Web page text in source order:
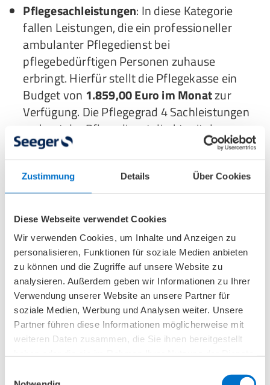
Zustimmung Details Über Cookies
Diese Webseite verwendet Cookies
Wir verwenden Cookies, um Inhalte und Anzeigen zu
personalisieren, Funktionen für soziale Medien anbieten
zu können und die Zugriffe auf unsere Website zu
analysieren. Außerdem geben wir Informationen zu Ihrer
Verwendung unserer Website an unsere Partner für
soziale Medien, Werbung und Analysen weiter. Unsere
Partner führen diese Informationen möglicherweise mit
weiteren Daten zusammen, die Sie ihnen bereitgestellt
Pflegesachleistungen: In diese Kategorie
fallen Leistungen, die ein professioneller
ambulanter Pflegedienst bei
pflegebedürftigen Personen zuhause
erbringt. Hierfür stellt die Pflegekasse ein
Budget von 1.859,00 Euro im Monatzur
Verfügung. Die Pflegegrad 4 Sachleistungen
rechnet der Pflegedienst direkt mit der
Pflegeversicherung ab, sodass für Sie kein
weiterer Aufwand entsteht.
Kombinationsleistung: Eine flexible
Kombination aus Pflegegeld und
Sachleistungen ermöglicht es, beide
Leistungsarten optimal zu nutzen. Wenn Sie
beispielsweise dreimal wöchentlich einen
Pflegedienst beauftragen und an den
anderen Tagen von Angehörigen gepflegt
werden, reduziert sich das Pflegegeld anteilig
zur Inanspruchnahme der Sachleistungen.